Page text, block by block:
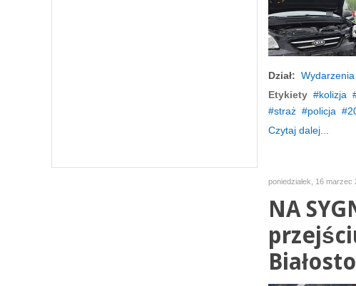
Dział: Wydarzenia
Etykiety
kolizja
straż
policja
Czytaj dalej...
poniedziałek, 16 marzec
NA